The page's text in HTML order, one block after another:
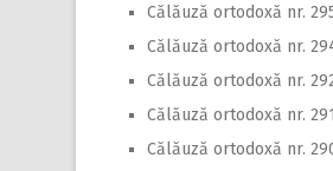
Călăuză ortodoxă nr.
Călăuză ortodoxă nr.
Călăuză ortodoxă nr.
Călăuză ortodoxă nr. 291
Călăuză ortodoxă nr.